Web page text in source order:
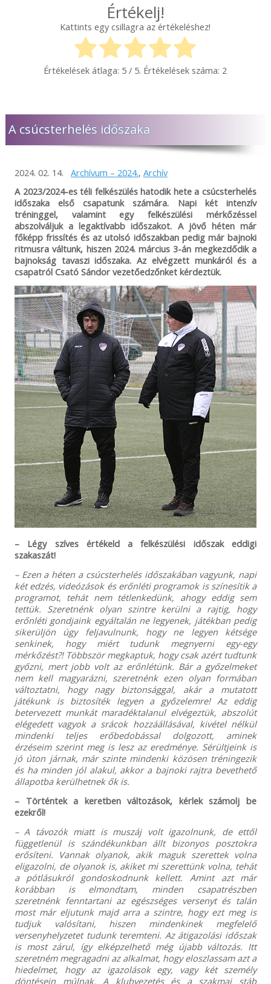
Értékelj!
Kattints egy csillagra az értékeléshez!
Értékelések átlaga: 5 / 5. Értékelések száma: 2
A csúcsterhelés időszaka
2024. 02. 14. Archívum – 2024., Archív
A 2023/2024-es téli felkészülés hatodik hete a csúcsterhelés
időszaka első csapatunk számára. Napi két intenzív
tréninggel, valamint egy felkészülési mérkőzéssel
abszolváljuk a legaktívabb időszakot. A jövő héten már
főképp frissítés és az utolsó időszakban pedig már bajnoki
ritmusra váltunk, hiszen 2024. március 3-án megkezdődik a
bajnokság tavaszi időszaka. Az elvégzett munkáról és a
csapatról Csató Sándor vezetőedzőnket kérdeztük.
– Légy szíves értékeld a felkészülési időszak eddigi
szakaszát!
– Ezen a héten a csúcsterhelés időszakában vagyunk, napi
két edzés, videózások és erőnléti programok is színesítik a
programot, tehát nem tétlenkedünk, ahogy eddig sem
tettük. Szeretnénk olyan szintre kerülni a rajtig, hogy
erőnléti gondjaink egyáltalán ne legyenek, játékban pedig
sikerüljön úgy feljavulnunk, hogy ne legyen kétsége
senkinek, hogy miért tudunk megnyerni egy-egy
mérkőzést?! Többször megkaptuk, hogy csak azért tudtunk
győzni, mert jobb volt az erőnlétünk. Bár a győzelmeket
nem kell magyarázni, szeretnénk ezen olyan formában
változtatni, hogy nagy biztonsággal, akár a mutatott
játékunk is biztosíték legyen a győzelemre! Az eddig
betervezett munkát maradéktalanul elvégeztük, abszolút
elégedett vagyok a srácok hozzáállásával, kivétel nélkül
mindenki teljes erőbedobással dolgozott, aminek
érzéseim szerint meg is lesz az eredménye. Sérültjeink is
jó úton járnak, már szinte mindenki közösen tréningezik
és ha minden jól alakul, akkor a bajnoki rajtra bevethető
állapotba kerülhetnek ők is.
– Történtek a keretben változások, kérlek számolj be
ezekről!
– A távozók miatt is muszáj volt igazolnunk, de ettől
függetlenül is szándékunkban állt bizonyos posztokra
erősíteni. Vannak olyanok, akik maguk szerettek volna
eligazolni, de olyanok is, akiket mi szerettünk volna, tehát
a pótlásukról gondoskodnunk kellett. Amint azt már
korábban is elmondtam, minden csapatrészben
szeretnénk fenntartani az egészséges versenyt és talán
most már eljutunk majd arra a szintre, hogy ezt meg is
tudjuk valósítani, hiszen mindenkinek megfelelő
versenyhelyzetet tudunk teremteni. Az átigazolási időszak
is most zárul, így elképzelhető még újabb változás. Itt
szeretném megragadni az alkalmat, hogy eloszlassam azt a
hiedelmet, hogy az igazolások egy, vagy két személy
döntésein múlnak. A klubvezetés és a szakmai stáb